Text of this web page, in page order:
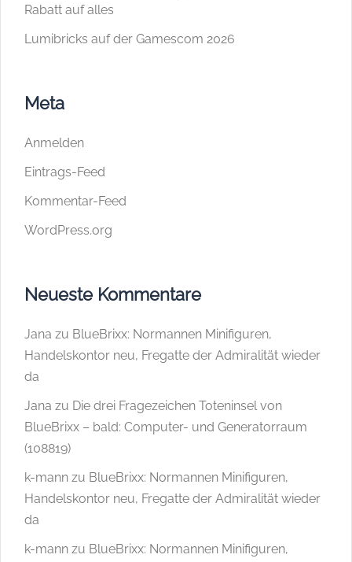
Rabatt auf alles
Lumibricks auf der Gamescom 2026
Meta
Anmelden
Eintrags-Feed
Kommentar-Feed
WordPress.org
Neueste Kommentare
Jana zu BlueBrixx: Normannen Minifiguren,
Handelskontor neu, Fregatte der Admiralität wieder
da
Jana zu Die drei Fragezeichen Toteninsel von
BlueBrixx – bald: Computer- und Generatorraum
(108819)
k-mann zu BlueBrixx: Normannen Minifiguren,
Handelskontor neu, Fregatte der Admiralität wieder
da
k-mann zu BlueBrixx: Normannen Minifiguren,